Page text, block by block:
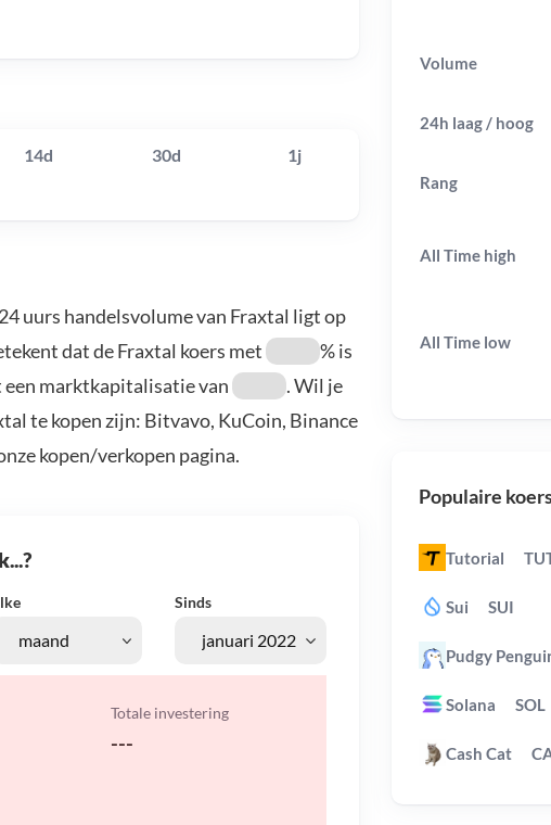
14d 30d 1j
uurs handelsvolume van Fraxtal ligt op
dat de Fraxtal koers met
% is
een marktkapitalisatie van
. Wil je
te kopen zijn: Bitvavo, KuCoin, Binance
kopen/verkopen pagina.
Sinds
Totale investering
---
Volume
24h laag / hoog
Rang
All Time high
All Time low
Populaire
Tutorial
Sui SUI
Pudgy
Solana SOL
Cash Cat